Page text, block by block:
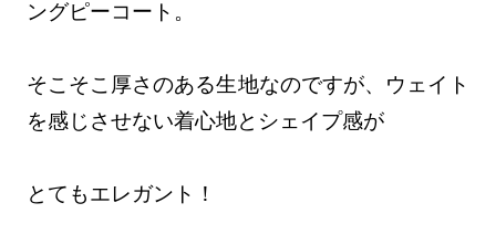
ングピーコート。
そこそこ厚さのある生地なのですが、ウェイト
を感じさせない着心地とシェイプ感が
とてもエレガント！